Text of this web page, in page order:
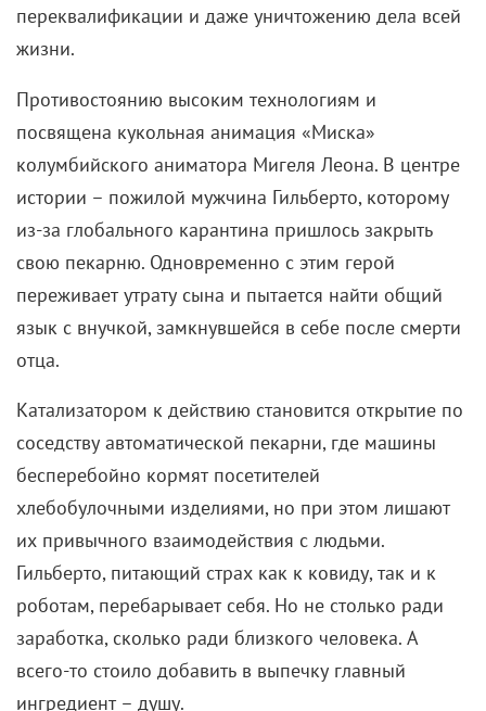
переквалификации и даже уничтожению дела всей
жизни.
Противостоянию высоким технологиям и
посвящена кукольная анимация «Миска»
колумбийского аниматора Мигеля Леона. В центре
истории – пожилой мужчина Гильберто, которому
из-за глобального карантина пришлось закрыть
свою пекарню. Одновременно с этим герой
переживает утрату сына и пытается найти общий
язык с внучкой, замкнувшейся в себе после смерти
отца.
Катализатором к действию становится открытие по
соседству автоматической пекарни, где машины
бесперебойно кормят посетителей
хлебобулочными изделиями, но при этом лишают
их привычного взаимодействия с людьми.
Гильберто, питающий страх как к ковиду, так и к
роботам, перебарывает себя. Но не столько ради
заработка, сколько ради близкого человека. А
всего-то стоило добавить в выпечку главный
ингредиент – душу.